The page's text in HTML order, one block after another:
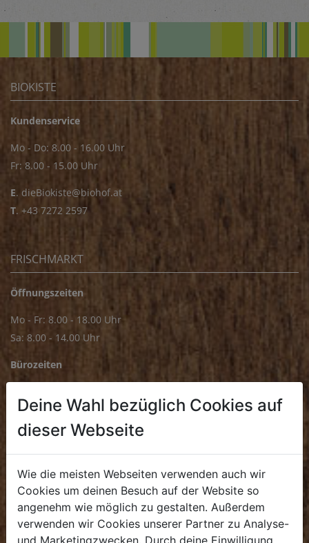
BIOKISTE
Kundenservice
Mo - Do: 8.00 - 16.00 Uhr
Fr: 8.00 - 15.00 Uhr
E. dieBiokiste@biohof.at
T. +43 7272 2597
FRISCHMARKT
Öffnungszeiten
Mo - Fr: 8.00 - 18.00 Uhr
Sa: 8.00 - 14.00 Uhr
Bürozeiten
.+43 7272 4859 70
KULINARIUM
Deine Wahl bezüglich Cookies auf
dieser Webseite
Wie die meisten Webseiten verwenden auch wir
Cookies um deinen Besuch auf der Website so
angenehm wie möglich zu gestalten. Außerdem
verwenden wir Cookies unserer Partner zu Analyse-
und Marketingzwecken. Durch deine Einwilligung